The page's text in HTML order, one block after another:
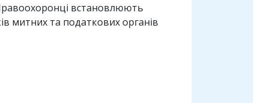
встановлюють
митних та податкових органів